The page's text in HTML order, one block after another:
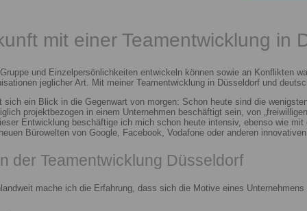
mit einer Teamentwicklung in
und Einzelpersönlichkeiten entwickeln können sowie an Konflikten
jeglicher Art. Mit meiner Teamentwicklung in Düsseldorf und
sich ein Blick in die Gegenwart von morgen: Schon heute sind die
projektbezogen in einem Unternehmen beschäftigt sein, von
Entwicklung beschäftige ich mich schon heute intensiv, ebenso wie
Bürowelten von Google, Facebook, Vodafone oder anderen
der Teamentwicklung Düsseldorf
mache ich die Erfahrung, dass sich die Motive eines